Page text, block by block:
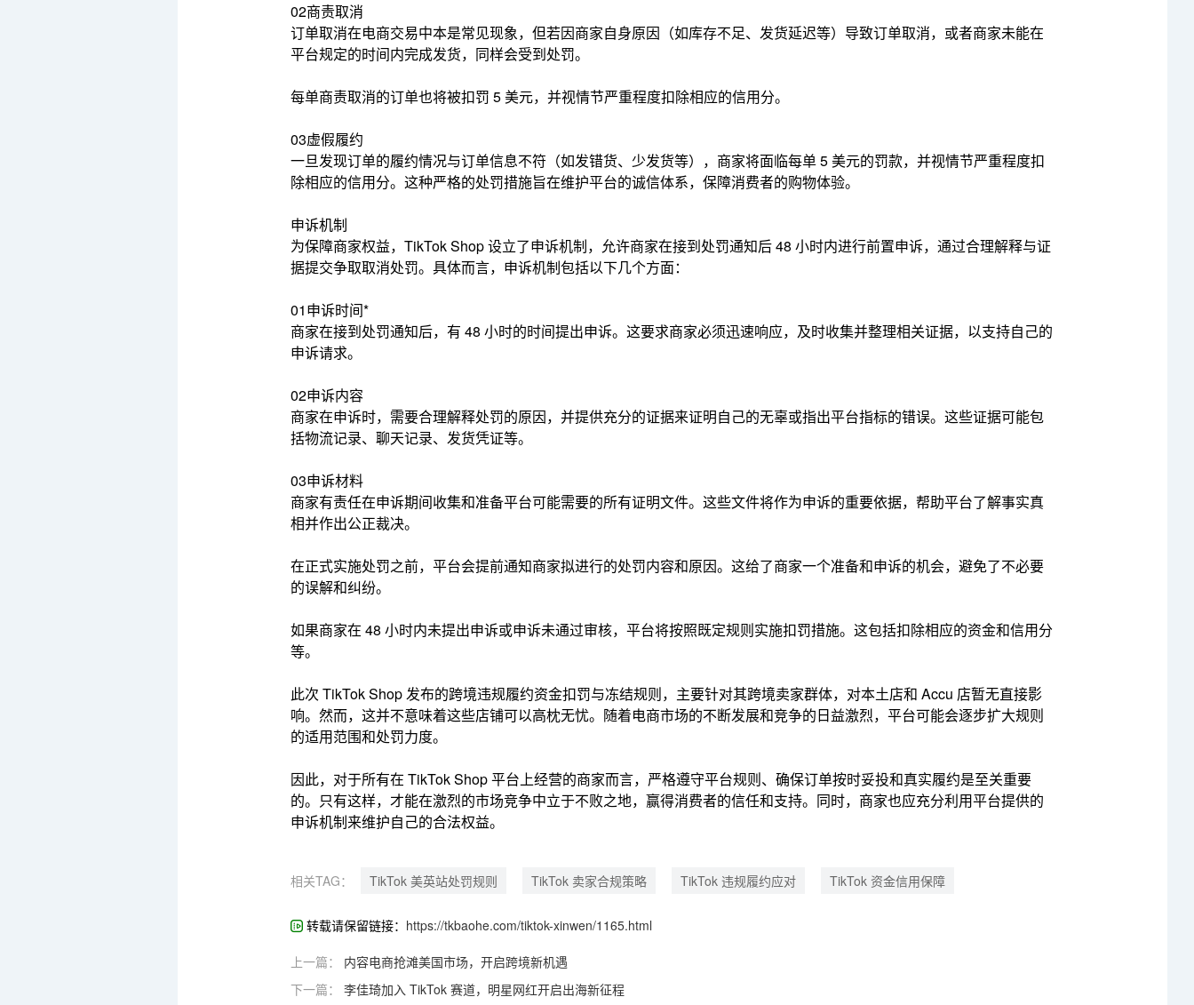
02商责取消
订单取消在电商交易中本是常见现象，但若因商家自身原因（如库存不足、发货延迟等）导致订单取消，或者商家未能在
平台规定的时间内完成发货，同样会受到处罚。
每单商责取消的订单也将被扣罚 5 美元，并视情节严重程度扣除相应的信用分。
03虚假履约
一旦发现订单的履约情况与订单信息不符（如发错货、少发货等）， 商家将面临每单 5 美元的罚款，并视情节严重程度扣
除相应的信用分。 这种严格的处罚措施旨在维护平台的诚信体系，保障消费者的购物体验。
申诉机制
为保障商家权益，TikTok Shop 设立了申诉机制， 允许商家在接到处罚通知后 48 小时内进行前置申诉，通过合理解释与证
据提交争取取消处罚。 具体而言，申诉机制包括以下几个方面：
01申诉时间*
商家在接到处罚通知后，有 48 小时的时间提出申诉。这要求商家必须迅速响应，及时收集并整理相关证据，以支持自己的
申诉请求。
02申诉内容
商家在申诉时，需要合理解释处罚的原因，并提供充分的证据来证明自己的无辜或指出平台指标的错误。这些证据可能包
括物流记录、聊天记录、发货凭证等。
03申诉材料
商家有责任在申诉期间收集和准备平台可能需要的所有证明文件。 这些文件将作为申诉的重要依据， 帮助平台了解事实真
相并作出公正裁决。
在正式实施处罚之前，平台会提前通知商家拟进行的处罚内容和原因。这给了商家一个准备和申诉的机会，避免了不必要
的误解和纠纷。
如果商家在 48 小时内未提出申诉或申诉未通过审核，平台将按照既定规则实施扣罚措施。 这包括扣除相应的资金和信用分
等。
此次 TikTok Shop 发布的跨境违规履约资金扣罚与冻结规则， 主要针对其跨境卖家群体，对本土店和 Accu 店暂无直接影
响。 然而，这并不意味着这些店铺可以高枕无忧。随着电商市场的不断发展和竞争的日益激烈，平台可能会逐步扩大规则
的适用范围和处罚力度。
因此，对于所有在 TikTok Shop 平台上经营的商家而言， 严格遵守平台规则、确保订单按时妥投和真实履约是至关重要
的。 只有这样，才能在激烈的市场竞争中立于不败之地，赢得消费者的信任和支持。同时，商家也应充分利用平台提供的
申诉机制来维护自己的合法权益。
相关TAG： TikTok 美英站处罚规则 TikTok 卖家合规策略 TikTok 违规履约应对 TikTok 资金信用保障
转载请保留链接： https://tkbaohe.com/tiktok-xinwen/1165.html
上一篇：
内容电商抢滩美国市场，开启跨境新机遇
下一篇：
李佳琦加入 TikTok 赛道，明星网红开启出海新征程